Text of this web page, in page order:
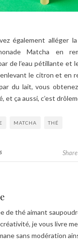
également alléger
Matcha en
de l’eau pétillante et
le citron et en
du lait, vous
et ça aussi, c’est
MATCHA THÉ
Share
de thé aimant
je vous livre
sans modération